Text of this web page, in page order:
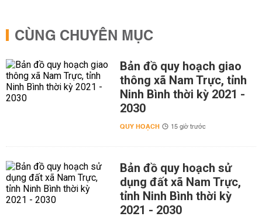
CÙNG CHUYÊN MỤC
Bản đồ quy hoạch giao
thông xã Nam Trực, tỉnh
Ninh Bình thời kỳ 2021 -
2030
QUY HOẠCH 15 giờ trước
Bản đồ quy hoạch sử
dụng đất xã Nam Trực,
tỉnh Ninh Bình thời kỳ
2021 - 2030